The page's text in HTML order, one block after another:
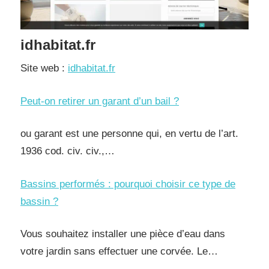
idhabitat.fr
Site web : idhabitat.fr
Peut-on retirer un garant d’un bail ?
ou garant est une personne qui, en vertu de l’art.
1936 cod. civ. civ.,…
Bassins performés : pourquoi choisir ce type de
bassin ?
Vous souhaitez installer une pièce d’eau dans
votre jardin sans effectuer une corvée. Le…